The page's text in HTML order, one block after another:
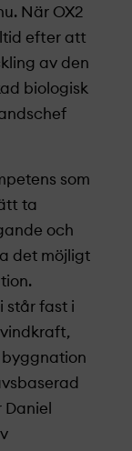
När OX2
efter att
av den
biologisk
som
ta
och
det möjligt
står fast i
byggnation